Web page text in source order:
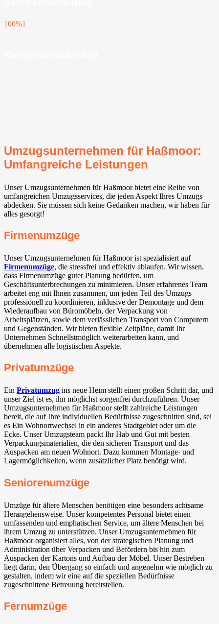
100%1
Umzugsunternehmen für Haßmoor:
Umfangreiche Leistungen
Unser Umzugsunternehmen für Haßmoor bietet eine Reihe von
umfangreichen Umzugsservices, die jeden Aspekt Ihres Umzugs
abdecken. Sie müssen sich keine Gedanken machen, wir haben für
alles gesorgt!
Firmenumzüge
Unser Umzugsunternehmen für Haßmoor ist spezialisiert auf
Firmenumzüge, die stressfrei und effektiv ablaufen. Wir wissen,
dass Firmenumzüge guter Planung bedürfen, um
Geschäftsunterbrechungen zu minimieren. Unser erfahrenes Team
arbeitet eng mit Ihnen zusammen, um jeden Teil des Umzugs
professionell zu koordinieren, inklusive der Demontage und dem
Wiederaufbau von Büromöbeln, der Verpackung von
Arbeitsplätzen, sowie dem verlässlichen Transport von Computern
und Gegenständen. Wir bieten flexible Zeitpläne, damit Ihr
Unternehmen Schnellstmöglich weiterarbeiten kann, und
übernehmen alle logistischen Aspekte.
Privatumzüge
Ein Privatumzug ins neue Heim stellt einen großen Schritt dar, und
unser Ziel ist es, ihn möglichst sorgenfrei durchzuführen. Unser
Umzugsunternehmen für Haßmoor stellt zahlreiche Leistungen
bereit, die auf Ihre individuellen Bedürfnisse zugeschnitten sind, sei
es Ein Wohnortwechsel in ein anderes Stadtgebiet oder um die
Ecke. Unser Umzugsteam packt Ihr Hab und Gut mit besten
Verpackungsmaterialien, die den sicheren Transport und das
Auspacken am neuen Wohnort. Dazu kommen Montage- und
Lagermöglichkeiten, wenn zusätzlicher Platz benötigt wird.
Seniorenumzüge
Umzüge für ältere Menschen benötigen eine besonders achtsame
Herangehensweise. Unser kompetentes Personal bietet einen
umfassenden und emphatischen Service, um ältere Menschen bei
ihrem Umzug zu unterstützen. Unser Umzugsunternehmen für
Haßmoor organisiert alles, von der strategischen Planung und
Administration über Verpacken und Befördern bis hin zum
Auspacken der Kartons und Aufbau der Möbel. Unser Bestreben
liegt darin, den Übergang so einfach und angenehm wie möglich zu
gestalten, indem wir eine auf die speziellen Bedürfnisse
zugeschnittene Betreuung bereitstellen.
Fernumzüge